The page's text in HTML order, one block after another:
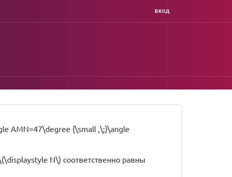
ВХОД
AMN=47\degree {\small ,\;}\angle
N\) соответственно равны